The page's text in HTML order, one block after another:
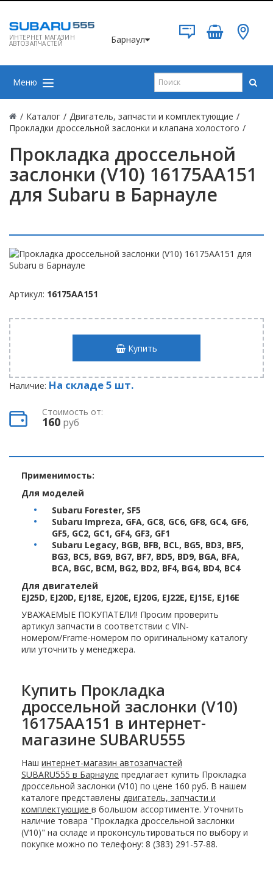
ИНТЕРНЕТ МАГАЗИН
АВТОЗАПЧАСТЕЙ Барнаул
Меню
/ Каталог / Двигатель, запчасти и комплектующие /
Прокладки дроссельной заслонки и клапана холостого /
Прокладка дроссельной
заслонки (V10) 16175AA151
для Subaru в Барнауле
Артикул: 16175AA151
Купить
Наличие: На складе 5 шт.
Стоимость от:
160 руб
Применимость:
Для моделей
Subaru Forester, SF5
Subaru Impreza, GFA, GC8, GC6, GF8, GC4, GF6,
GF5, GC2, GC1, GF4, GF3, GF1
Subaru Legacy, BGB, BFB, BCL, BG5, BD3, BF5,
BG3, BC5, BG9, BG7, BF7, BD5, BD9, BGA, BFA,
BCA, BGC, BCM, BG2, BD2, BF4, BG4, BD4, BC4
Для двигателей
EJ25D, EJ20D, EJ18E, EJ20E, EJ20G, EJ22E, EJ15E, EJ16E
УВАЖАЕМЫЕ ПОКУПАТЕЛИ! Просим проверить
артикул запчасти в соответствии с VIN-
номером/Frame-номером по оригинальному каталогу
или уточнить у менеджера.
Купить Прокладка
дроссельной заслонки (V10)
16175AA151 в интернет-
магазине SUBARU555
Наш интернет-магазин автозапчастей
SUBARU555 в Барнауле предлагает купить Прокладка
дроссельной заслонки (V10) по цене 160 руб. В нашем
каталоге представлены двигатель, запчасти и
комплектующие в большом ассортименте. Уточнить
наличие товара "Прокладка дроссельной заслонки
(V10)" на складе и проконсультироваться по выбору и
покупке можно по телефону: 8 (383) 291-57-88.